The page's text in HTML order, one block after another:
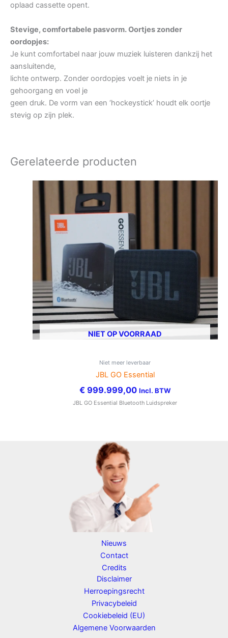
oplaad cassette opent.
Stevige, comfortabele pasvorm. Oortjes zonder
oordopjes:
Je kunt comfortabel naar jouw muziek luisteren dankzij het
aansluitende,
lichte ontwerp. Zonder oordopjes voelt je niets in je
gehoorgang en voel je
geen druk. De vorm van een ‘hockeystick’ houdt elk oortje
stevig op zijn plek.
Gerelateerde producten
NIET OP VOORRAAD
Niet meer leverbaar
JBL GO Essential
€999.999,00 Incl. BTW
JBL GO Essential Bluetooth Luidspreker
Nieuws
Contact
Credits
Disclaimer
Herroepingsrecht
Privacybeleid
Cookiebeleid (EU)
Algemene Voorwaarden